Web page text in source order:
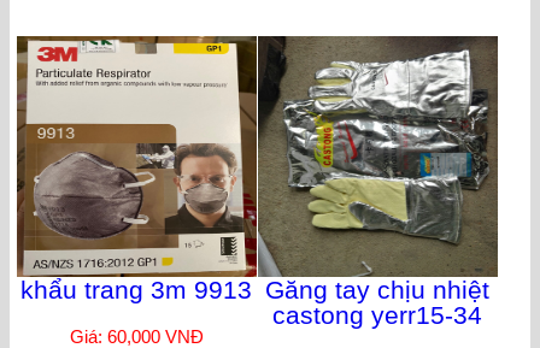
khẩu trang 3m 9913
Giá: 60,000 VNĐ
Găng tay chịu nhiệt
castong yerr15-34